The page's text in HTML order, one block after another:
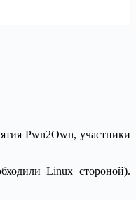
Pwn2Own, участники
Linux стороной).